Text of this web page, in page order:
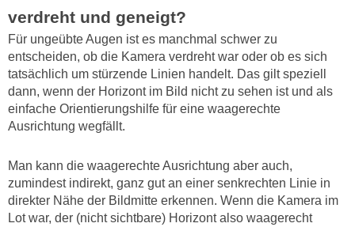
verdreht und geneigt?
Für ungeübte Augen ist es manchmal schwer zu
entscheiden, ob die Kamera verdreht war oder ob es sich
tatsächlich um stürzende Linien handelt. Das gilt speziell
dann, wenn der Horizont im Bild nicht zu sehen ist und als
einfache Orientierungshilfe für eine waagerechte
Ausrichtung wegfällt.
Man kann die waagerechte Ausrichtung aber auch,
zumindest indirekt, ganz gut an einer senkrechten Linie in
direkter Nähe der Bildmitte erkennen. Wenn die Kamera im
Lot war, der (nicht sichtbare) Horizont also waagerecht